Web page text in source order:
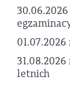
letnich